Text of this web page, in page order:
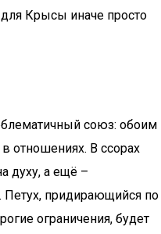
Крысы иначе просто
союз: обоим
отношениях. В ссорах
духу, а ещё –
Петух, придирающийся по
ограничения, будет